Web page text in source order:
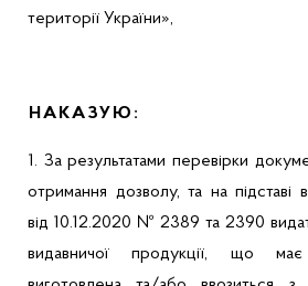
території України»,
НАКАЗУЮ:
1. За результатами перевірки
отримання дозволу, та на підставі
від 10.12.2020 № 2389 та 2390
видавничої продукції, що